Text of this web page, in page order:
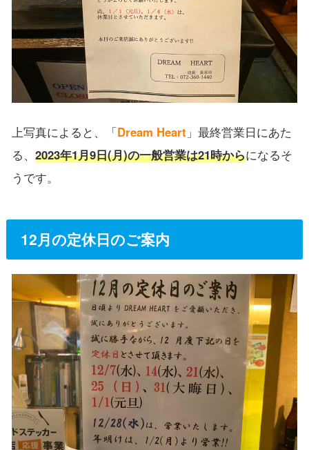
上写真によると、「Dream Heart 」最終営業日にあた
る、 2023年1月9日(月)の一般営業は21時からになるそ
うです。
12月の定休日のご案内